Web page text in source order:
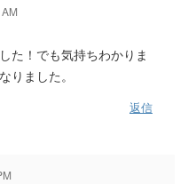
た！でも気持ちわかりま
りました。
返信